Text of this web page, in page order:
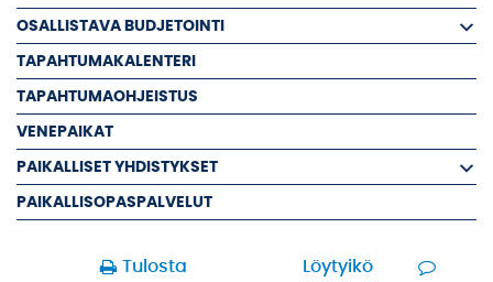
OSALLISTAVA BUDJETOINTI
TAPAHTUMAKALENTERI
TAPAHTUMAOHJEISTUS
VENEPAIKAT
PAIKALLISET YHDISTYKSET
PAIKALLISOPASPALVELUT
Tulosta
Löytyikö